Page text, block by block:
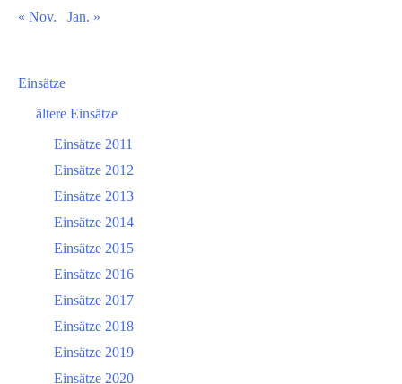
« Nov. Jan. »
Einsätze
ältere Einsätze
Einsätze 2011
Einsätze 2012
Einsätze 2013
Einsätze 2014
Einsätze 2015
Einsätze 2016
Einsätze 2017
Einsätze 2018
Einsätze 2019
Einsätze 2020